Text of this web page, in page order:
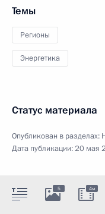
Темы
Регионы
Энергетика
Статус материала
Опубликован в разделах:
Дата публикации:20 мая
5 4м